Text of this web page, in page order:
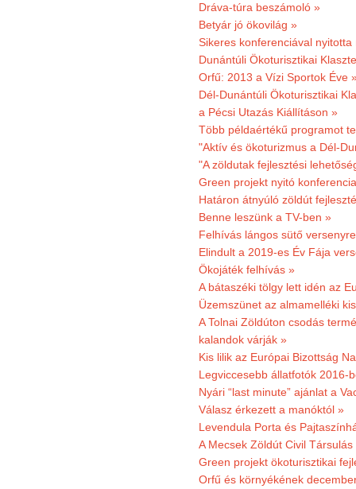
Dráva-túra beszámoló »
Betyár jó ökovilág »
Sikeres konferenciával
Dunántúli Ökoturisztikai
Orfű: 2013 a Vízi Sportok Éve
Dél-Dunántúli Ökoturisztikai
a Pécsi Utazás Kiállításon »
Több példaértékű programot
"Aktív és ökoturizmus a Dél-
"A zöldutak fejlesztési
Green projekt nyitó
Határon átnyúló zöldút
Benne leszünk a TV-ben »
Felhívás lángos sütő
Elindult a 2019-es Év Fája
Ökojáték felhívás »
A bátaszéki tölgy lett idén az
Üzemszünet az almamelléki
A Tolnai Zöldúton csodás
kalandok várják »
Kis lilik az Európai Bizottság
Legviccesebb állatfotók 2016-
Nyári “last minute” ajánlat a
Válasz érkezett a manóktól »
Levendula Porta és
A Mecsek Zöldút Civil
Green projekt ökoturisztikai
Orfű és környékének